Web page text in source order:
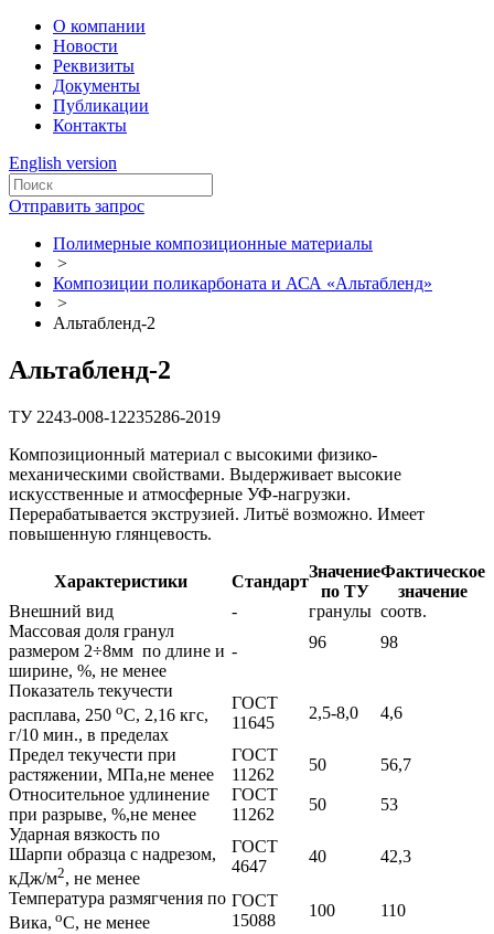
О компании
Новости
Реквизиты
Документы
Публикации
Контакты
English version
Отправить запрос
Полимерные композиционные материалы
>
Композиции поликарбоната и АСА «Альтабленд»
>
Альтабленд-2
Альтабленд-2
ТУ 2243-008-12235286-2019
Композиционный материал с высокими физико-
механическими свойствами. Выдерживает высокие
искусственные и атмосферные УФ-нагрузки.
Перерабатывается экструзией. Литьё возможно. Имеет
повышенную глянцевость.
Характеристики Стандарт
Значение
по ТУ
Фактическое
значение
Внешний вид
- гранулы соотв.
Массовая доля гранул
размером 2÷8мм по длине и
ширине, %, не менее
- 96 98
Показатель текучести
расплава, 250 оС, 2,16 кгс,
г/10 мин., в пределах
ГОСТ
11645
2,5-8,0 4,6
Предел текучести при
растяжении, МПа,не менее
ГОСТ
11262
50
56,7
Относительное удлинение
при разрыве, %,не менее
ГОСТ
11262
50
53
Ударная вязкость по
Шарпи образца с надрезом,
кДж/м2, не менее
ГОСТ
4647
40 42,3
Температура размягчения по
Вика, оС, не менее
ГОСТ
15088
100 110